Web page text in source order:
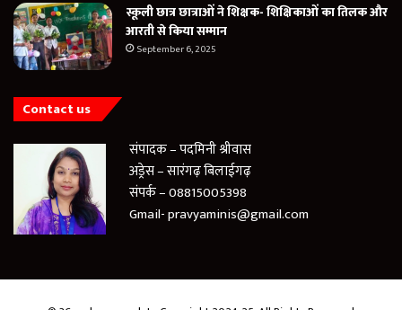
स्कूली छात्र छात्राओं ने शिक्षक- शिक्षिकाओं का तिलक और
आरती से किया सम्मान
September 6, 2025
Contact us
संपादक – पदमिनी श्रीवास
अड्रेस – सारंगढ़ बिलाईगढ़
संपर्क – 08815005398
Gmail- pravyaminis@gmail.com